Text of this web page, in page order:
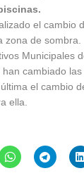
el cambio
zona de
Municipales
cambiado
el cambio
ella.